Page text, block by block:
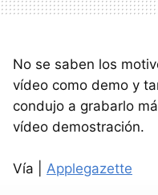
No se saben los
vídeo como demo y
condujo a grabarlo
vídeo demostración.
Vía | Applegazette